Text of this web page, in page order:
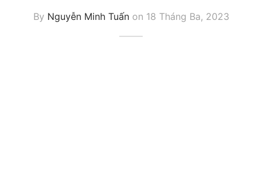
By Nguyễn Minh Tuấnon 18 Tháng Ba, 2023